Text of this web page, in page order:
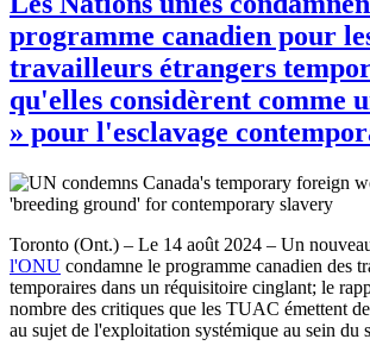
programme canadien pour
travailleurs étrangers
qu'elles considèrent comme
» pour l'esclavage
Toronto (Ont.) – Le 14 août 2024 – Un
l'ONU condamne le programme canadien des
temporaires dans un réquisitoire cinglant; le
nombre des critiques que les TUAC émettent
au sujet de l'exploitation systémique au sein du